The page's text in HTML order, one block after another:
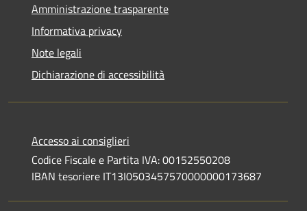
Amministrazione trasparente
Informativa privacy
Note legali
Dichiarazione di accessibilità
Accesso ai consiglieri
Codice Fiscale e Partita IVA: 00152550208
IBAN tesoriere IT13I0503457570000000173687